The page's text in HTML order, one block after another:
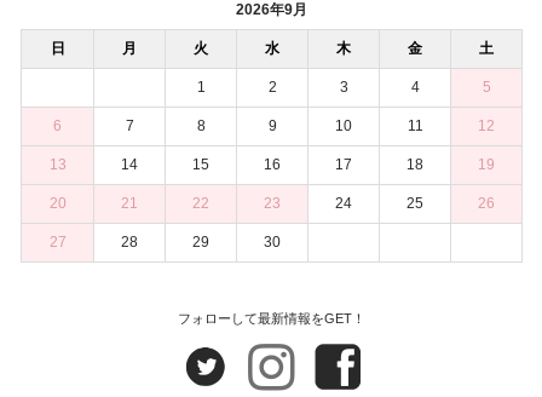
2026年9月
日 月 火 水 木 金 土
1 2 3 4 5
6 7 8 9 10 11 12
13 14 15 16 17 18 19
20 21 22 23 24 25 26
27 28 29 30
フォローして最新情報をGET！